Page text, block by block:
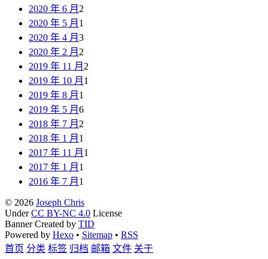
2020 年 6 月 2
2020 年 5 月 1
2020 年 4 月 3
2020 年 2 月 2
2019 年 11 月 2
2019 年 10 月 1
2019 年 8 月 1
2019 年 5 月 6
2018 年 7 月 2
2018 年 1 月 1
2017 年 11 月 1
2017 年 1 月 1
2016 年 7 月 1
© 2026 Joseph Chris
UnderCC BY-NC 4.0 License
Banner Created by TID
Powered by Hexo • Sitemap • RSS
首页 分类 标签 归档 邮箱 文件 关于